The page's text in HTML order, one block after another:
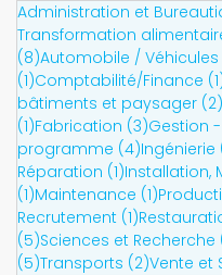
Administration et
Transformation
(8)Automobile /
(1)Comptabilité/Finance
bâtiments et paysager (2)
(1)Fabrication (3)Gestion
programme (4)Ingénierie
Réparation (1)Installation,
(1)Maintenance (1)
Recrutement (1)
(5)Sciences et Recherche
(5)Transports (2)Vente et